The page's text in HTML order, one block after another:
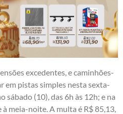
excedentes, e caminhões-
em pistas simples nesta sexta-
sábado (10), das 6h às 12h; e na
meia-noite. A multa é R$ 85,13,